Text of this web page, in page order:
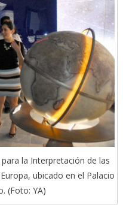
la Interpretación de las
ubicado en el Palacio
(Foto: YA)